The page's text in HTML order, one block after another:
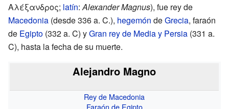
Αλέξανδρος; latín: Alexander Magnus), fue rey de
Macedonia (desde 336a. C.), hegemón deGrecia, faraón
de Egipto (332 a. C) yGran rey de Media y Persia (331 a.
C), hasta la fecha de su muerte.
Alejandro Magno
Rey de Macedonia
Faraón de Egipto